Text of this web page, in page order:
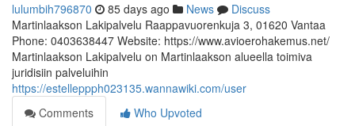
lulumbih796870 85 days ago News
Discuss
Martinlaakson Lakipalvelu Raappavuorenkuja 3, 01620 Vantaa
Phone: 0403638447 Website: https://www.avioerohakemus.net/
Martinlaakson Lakipalvelu on Martinlaakson alueella toimiva
juridisiin palveluihin
https://estelleppph023135.wannawiki.com/user
Comments
Who Upvoted